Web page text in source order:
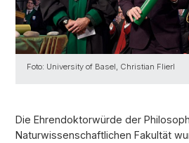
Foto: University of Basel, Christian Flierl
Die Ehrendoktorwürde der
Naturwissenschaftlichen Fakultät